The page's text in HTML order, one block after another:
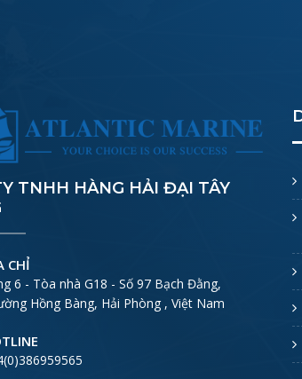
TNHH HÀNG HẢI ĐẠI TÂY
CHỈ
6 - Tòa nhà G18 - Số 97 Bạch Đằng,
Hồng Bàng, Hải Phòng , Việt Nam